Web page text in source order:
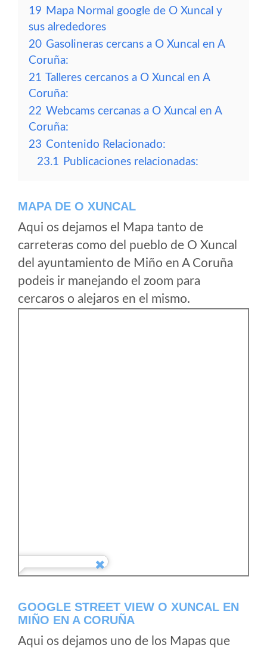
19 Mapa Normal google de O Xuncal y
sus alrededores
20 Gasolineras cercans a O Xuncal en A
Coruña:
21 Talleres cercanos a O Xuncal en A
Coruña:
22 Webcams cercanas a O Xuncal en A
Coruña:
23 Contenido Relacionado:
23.1 Publicaciones relacionadas:
MAPA DE O XUNCAL
Aqui os dejamos el Mapa tanto de
carreteras como del pueblo de O Xuncal
del ayuntamiento de Miño en A Coruña
podeis ir manejando el zoom para
cercaros o alejaros en el mismo.
GOOGLE STREET VIEW O XUNCAL EN
MIÑO EN A CORUÑA
Aqui os dejamos uno de los Mapas que